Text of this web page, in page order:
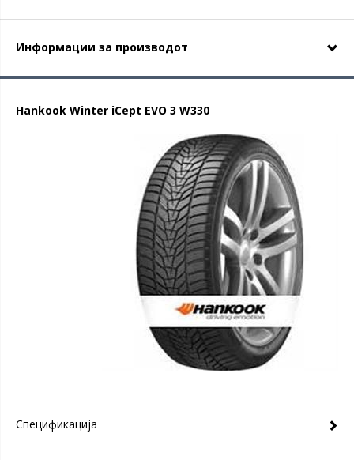
Информации за производот
Hankook Winter iCept EVO 3 W330
Спецификација